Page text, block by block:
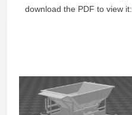
download the PDF to view it: